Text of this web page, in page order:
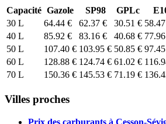
Capacité Gazole SP98 GPLc
30 L
64.44 € 62.37 € 30.51 €
40 L
85.92 € 83.16 € 40.68 €
50 L
107.40 € 103.95 € 50.85 €
60 L
128.88 € 124.74 € 61.02 €
70 L
150.36 € 145.53 € 71.19 €
Villes proches
Prix des carburants à Cesson-